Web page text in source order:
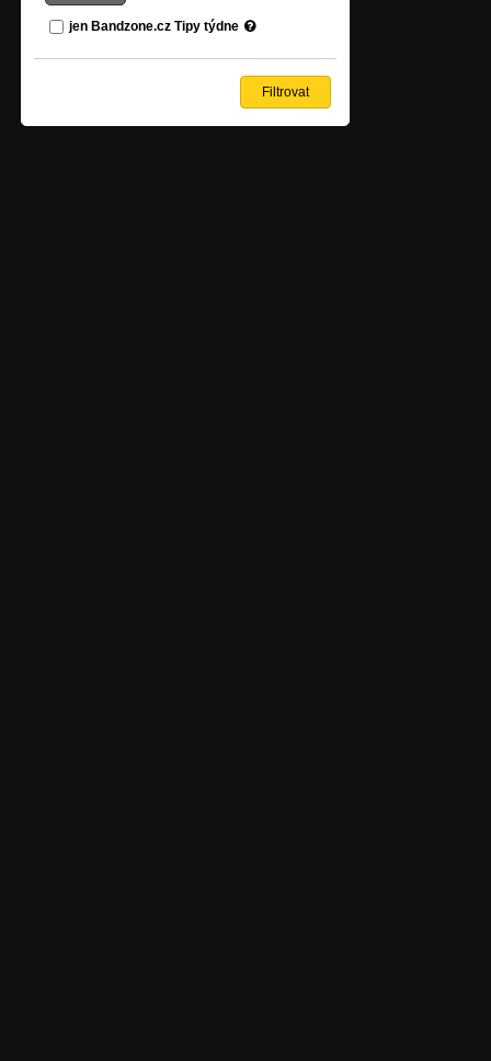
jen Bandzone.cz Tipy týdne